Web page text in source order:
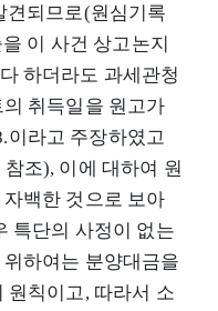
견되므로(원심기록
이 사건 상고논지
하더라도 과세관청
취득일을 원고가
이라고 주장하였고
조), 이에 대하여 원
백한 것으로 보아
특단의 사정이 없는
하여는 분양대금을
원칙이고, 따라서 소